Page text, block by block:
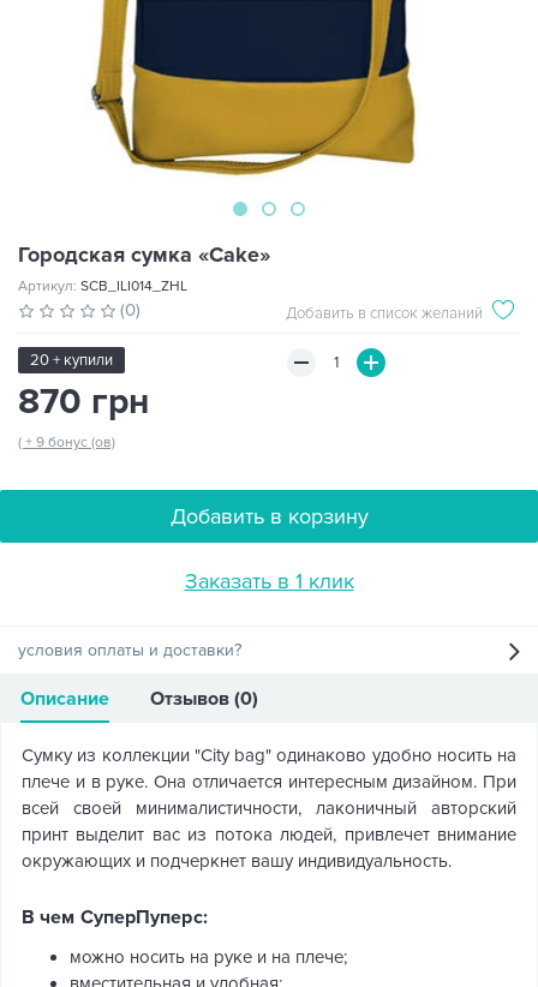
Городская сумка «Cake»
Артикул: SCB_ILI014_ZHL
(0) Добавить в список желаний
20 + купили
870 грн
( + 9 бонус (ов)
Добавить в корзину
Заказать в 1 клик
условия оплаты и доставки?
Описание Отзывов (0)
Сумку из коллекции "City bag" одинаково удобно носить на
плече и в руке. Она отличается интересным дизайном. При
всей своей минималистичности, лаконичный авторский
принт выделит вас из потока людей, привлечет внимание
окружающих и подчеркнет вашу индивидуальность.
В чем СуперПуперс:
можно носить на руке и на плече;